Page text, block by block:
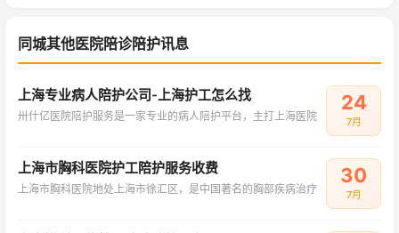
同城其他医院陪诊陪护讯息
上海专业病人陪护公司-上海护工怎么找
卅什亿医院陪护服务是一家专业的病人陪护平台，主打上海医院
24
7月
上海市胸科医院护工陪护服务收费
上海市胸科医院地处上海市徐汇区，是中国著名的胸部疾病治疗
30
7月